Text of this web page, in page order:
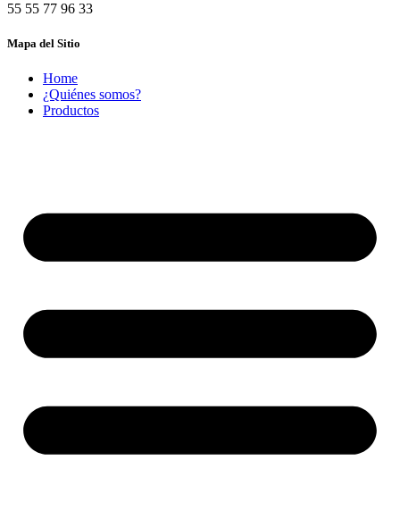
55 55 77 96 33
Mapa del Sitio
Home
¿Quiénes somos?
Productos